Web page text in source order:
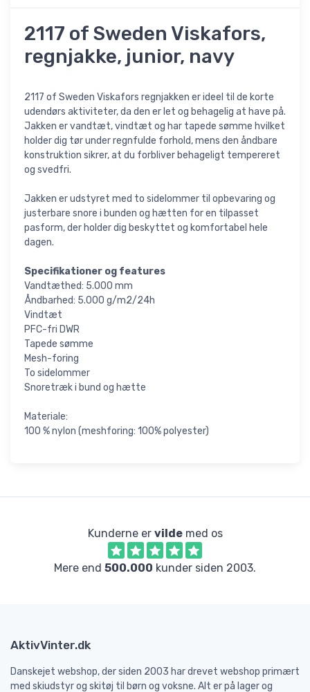
2117 of Sweden Viskafors,
regnjakke, junior, navy
2117 of Sweden Viskafors regnjakken er ideel til de korte
udendørs aktiviteter, da den er let og behagelig at have på.
Jakken er vandtæt, vindtæt og har tapede sømme hvilket
holder dig tør under regnfulde forhold, mens den åndbare
konstruktion sikrer, at du forbliver behageligt tempereret
og svedfri.
Jakken er udstyret med to sidelommer til opbevaring og
justerbare snore i bunden og hætten for en tilpasset
pasform, der holder dig beskyttet og komfortabel hele
dagen.
Specifikationer og features
Vandtæthed: 5.000 mm
Åndbarhed: 5.000 g/m2/24h
Vindtæt
PFC-fri DWR
Tapede sømme
Mesh-foring
To sidelommer
Snoretræk i bund og hætte
Materiale:
100 % nylon (meshforing: 100% polyester)
Kunderne er vildemed os
Mere end 500.000 kunder siden 2003.
AktivVinter.dk
Danskejet webshop, der siden 2003 har drevet webshop primært
med skiudstyr og skitøj til børn og voksne. Alt er på lager og